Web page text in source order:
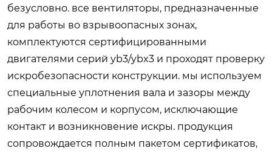
безусловно. все вентиляторы, предназначенные
для работы во взрывоопасных зонах,
комплектуются сертифицированными
двигателями серий yb3/ybx3 и проходят проверку
искробезопасности конструкции. мы используем
специальные уплотнения вала и зазоры между
рабочим колесом и корпусом, исключающие
контакт и возникновение искры. продукция
сопровождается полным пакетом сертификатов,